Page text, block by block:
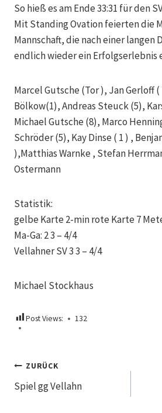
So hieß es am Ende 33:31 für den
Mit Standing Ovation feierten die
Mannschaft, die nach einer langen
endlich wieder ein Erfolgserlebnis
Marcel Gutsche (Tor ), Jan Gerloff
Bölkow(1), Andreas Steuck (5),
Michael Gutsche (8), Marco
Schröder (5), Kay Dinse ( 1 ) ,
),Matthias Warnke , Stefan
Ostermann
Statistik:
gelbe Karte 2-min rote Karte 7
Ma-Ga: 2 3 – 4/4
Vellahner SV 3 3 – 4/4
Michael Stockhaus
Post Views: 132
ZURÜCK
Spiel gg Vellahn